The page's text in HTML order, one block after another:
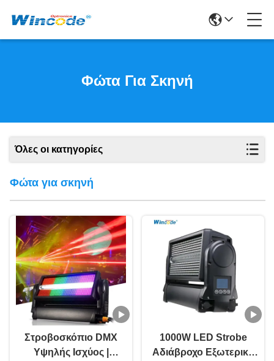
Φώτα Για Σκηνή
Όλες οι κατηγορίες
Φώτα για σκηνή
Στροβοσκόπιο DMX
Υψηλής Ισχύος |
1000W LED Strobe
Αδιάβροχο Εξωτερικό